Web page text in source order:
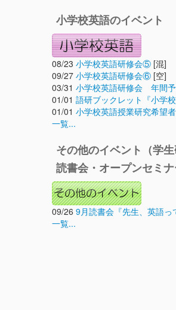
小学校英語のイベント
08/23 小学校英語研修会⑤ [混]
09/27 小学校英語研修会⑥ [空]
03/31 小学校英語研修会 年間
01/01 語研ブックレット『小学
01/01 小学校英語授業研究希望
一覧...
その他のイベント（学生
読書会・オープンセミナ
09/26 9月読書会『先生、英語っ
一覧...